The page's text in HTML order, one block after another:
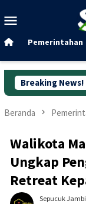
ke
Mobile
Pemerintahan
Breaking News!
Eks Kepala BPN
Beranda
Walikota
Ungkap
Retreat
Sepucuk Jambi